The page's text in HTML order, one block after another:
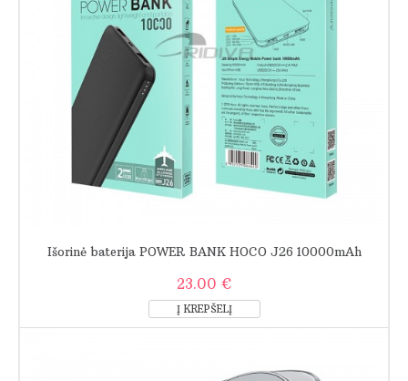
Išorinė baterija POWER BANK HOCO J26 10000mAh
23.00 €